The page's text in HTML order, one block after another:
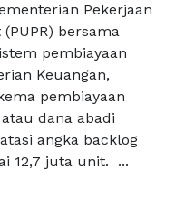
Pekerjaan
bersama
pembiayaan
Keuangan,
pembiayaan
dana abadi
angka backlog
12,7 juta unit. ...